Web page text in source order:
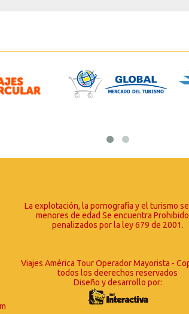
La explotación, la pornografía y el turismo
menores de edad Se encuentra
penalizados por la ley 679 de 2001.
Viajes América Tour Operador Mayorista -
todos los deerechos reservados
Diseño y desarrollo por: